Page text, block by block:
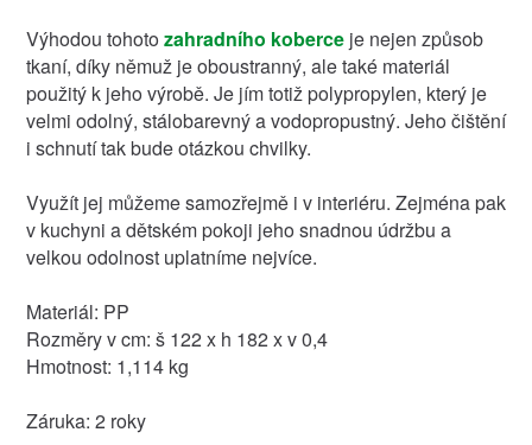
Výhodou tohoto zahradního koberceje nejen způsob
tkaní, díky němuž je oboustranný, ale také materiál
použitý k jeho výrobě. Je jím totiž polypropylen, který je
velmi odolný, stálobarevný a vodopropustný. Jeho čištění
i schnutí tak bude otázkou chvilky.
Využít jej můžeme samozřejmě i v interiéru. Zejména pak
v kuchyni a dětském pokoji jeho snadnou údržbu a
velkou odolnost uplatníme nejvíce.
Materiál: PP
Rozměry v cm: š 122 x h 182 x v 0,4
Hmotnost: 1,114 kg
Záruka: 2 roky